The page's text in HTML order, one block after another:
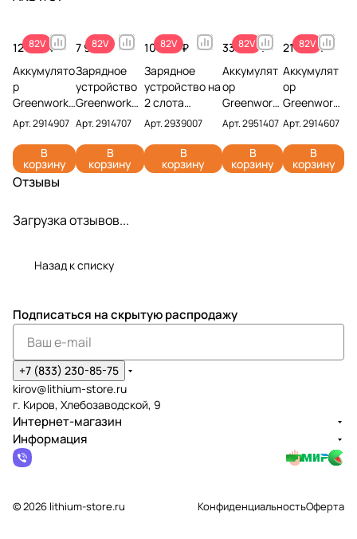
82V
12 990 ₽
Аккумулято
р
Greenworks
G82B2 82V
2914907
(2,5 Ач)
Арт.2914907
В
корзину
82V
7 990 ₽
Зарядное
устройство
Greenworks
G82C 82V
2914707 (4
А)
Арт.2914707
В
корзину
82V
10 990 ₽
Зарядное
устройство на
2 слота
Greenworks
G82C2 82V
2939007
Арт.2939007
В
корзину
82V
33 990 ₽
Аккумулят
ор
Greenwork
s G82B8
82V
2951407 (8
Ач)
Арт.2951407
В
корзину
82V
21 990 ₽
Аккумулят
ор
Greenwork
s G82B5
82V
2914607 (5
Ач)
Арт.2914607
В
корзину
Отзывы
Загрузка отзывов...
Назад к списку
Подписаться на скрытую распродажу
+7 (833) 230-85-75
kirov@lithium-store.ru
г. Киров, Хлебозаводской, 9
Интернет-магазин
Информация
© 2026 lithium-store.ru КонфиденциальностьОферта